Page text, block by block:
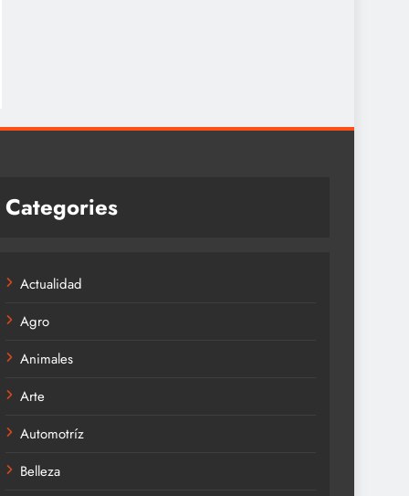
Categories
Actualidad
Agro
Animales
Arte
Automotríz
Belleza